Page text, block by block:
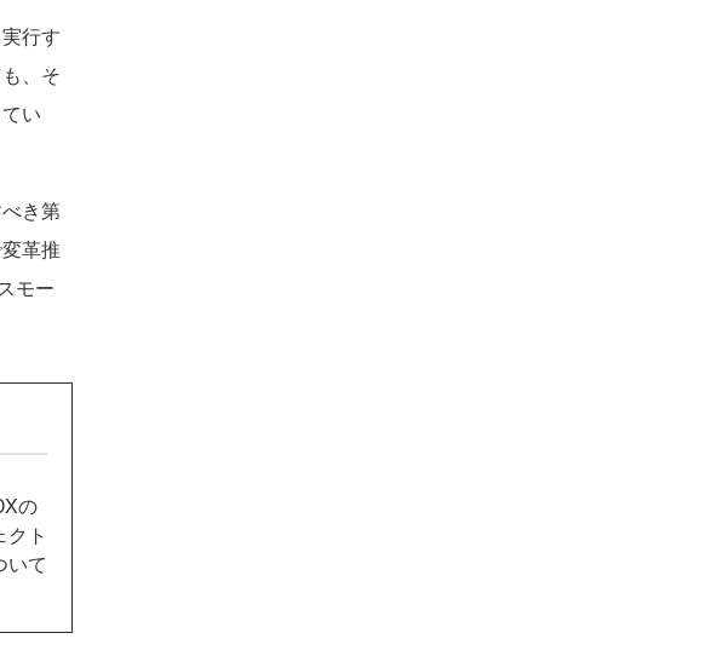
行す
、そ
い
き第
革推
モー
の
ト
いて